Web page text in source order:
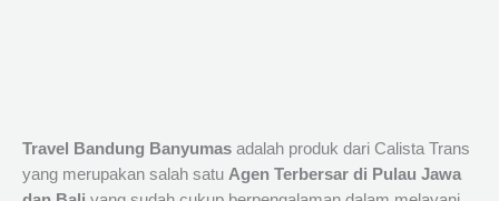
Travel Bandung Banyumas adalah produk dari Calista Trans
yang merupakan salah satu Agen Terbersar di Pulau Jawa